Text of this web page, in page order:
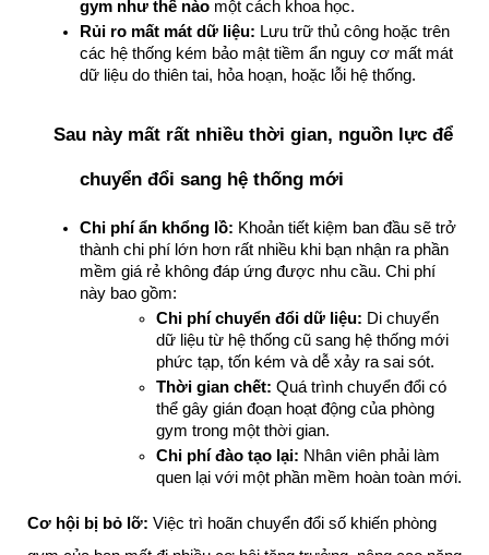
gym như thế nào một cách khoa học.
Rủi ro mất mát dữ liệu: Lưu trữ thủ công hoặc trên
các hệ thống kém bảo mật tiềm ẩn nguy cơ mất mát
dữ liệu do thiên tai, hỏa hoạn, hoặc lỗi hệ thống.
Sau này mất rất nhiều thời gian, nguồn lực để
chuyển đổi sang hệ thống mới
Chi phí ẩn khổng lồ: Khoản tiết kiệm ban đầu sẽ trở
thành chi phí lớn hơn rất nhiều khi bạn nhận ra phần
mềm giá rẻ không đáp ứng được nhu cầu. Chi phí
này bao gồm:
Chi phí chuyển đổi dữ liệu: Di chuyển
dữ liệu từ hệ thống cũ sang hệ thống mới
phức tạp, tốn kém và dễ xảy ra sai sót.
Thời gian chết: Quá trình chuyển đổi có
thể gây gián đoạn hoạt động của phòng
gym trong một thời gian.
Chi phí đào tạo lại: Nhân viên phải làm
quen lại với một phần mềm hoàn toàn mới.
Cơ hội bị bỏ lỡ: Việc trì hoãn chuyển đổi số khiến phòng